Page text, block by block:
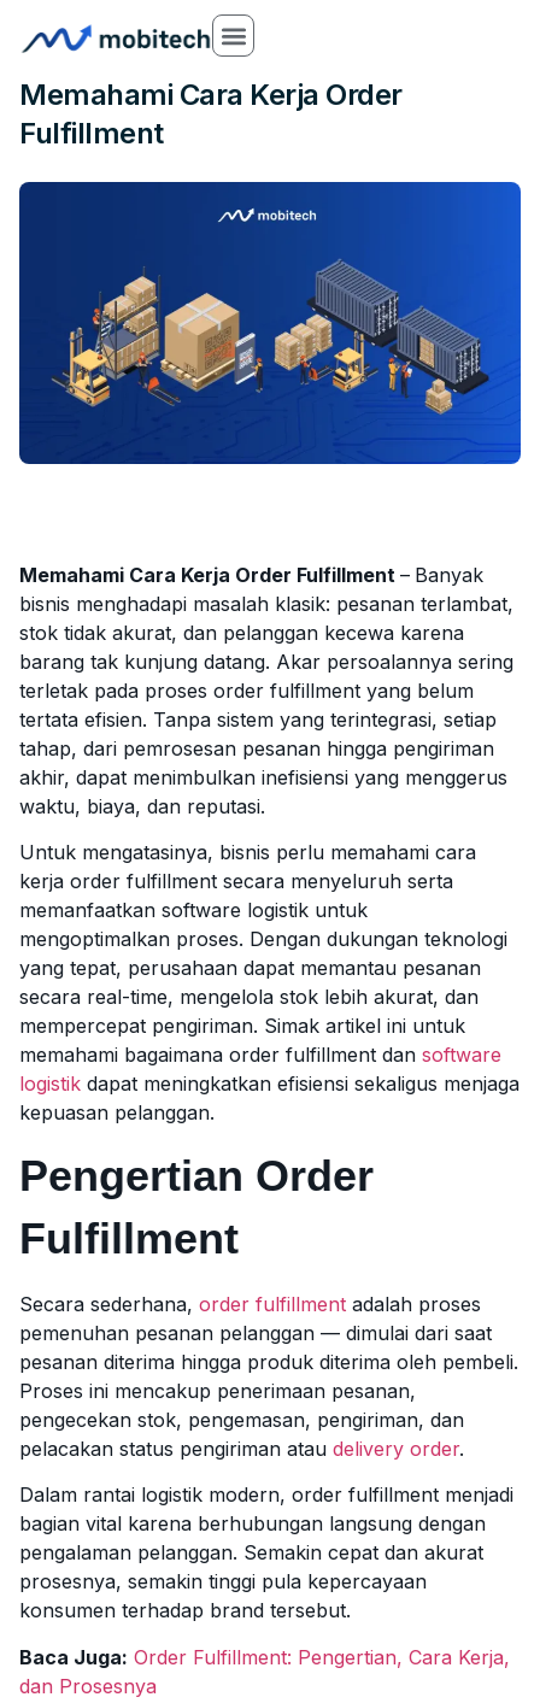
26 Oct 2025
Memahami Cara Kerja Order
Fulfillment
Memahami Cara Kerja Order Fulfillment – Banyak
bisnis menghadapi masalah klasik: pesanan terlambat,
stok tidak akurat, dan pelanggan kecewa karena
barang tak kunjung datang. Akar persoalannya sering
terletak pada proses order fulfillment yang belum
tertata efisien. Tanpa sistem yang terintegrasi, setiap
tahap, dari pemrosesan pesanan hingga pengiriman
akhir, dapat menimbulkan inefisiensi yang menggerus
waktu, biaya, dan reputasi.
Untuk mengatasinya, bisnis perlu memahami cara
kerja order fulfillment secara menyeluruh serta
memanfaatkan software logistik untuk
mengoptimalkan proses. Dengan dukungan teknologi
yang tepat, perusahaan dapat memantau pesanan
secara real-time, mengelola stok lebih akurat, dan
mempercepat pengiriman. Simak artikel ini untuk
memahami bagaimana order fulfillment dan software
logistik dapat meningkatkan efisiensi sekaligus menjaga
kepuasan pelanggan.
Pengertian Order
Fulfillment
Secara sederhana, order fulfillment adalah proses
pemenuhan pesanan pelanggan — dimulai dari saat
pesanan diterima hingga produk diterima oleh pembeli.
Proses ini mencakup penerimaan pesanan,
pengecekan stok, pengemasan, pengiriman, dan
pelacakan status pengiriman atau delivery order.
Dalam rantai logistik modern, order fulfillment menjadi
bagian vital karena berhubungan langsung dengan
pengalaman pelanggan. Semakin cepat dan akurat
prosesnya, semakin tinggi pula kepercayaan
konsumen terhadap brand tersebut.
Baca Juga: Order Fulfillment: Pengertian, Cara Kerja,
dan Prosesnya